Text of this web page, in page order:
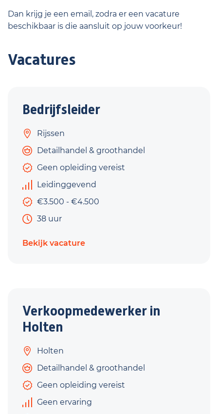
Dan krijg je een email, zodra er een vacature
beschikbaar is die aansluit op jouw voorkeur!
Vacatures
Bedrijfsleider
Rijssen
Detailhandel & groothandel
Geen opleiding vereist
Leidinggevend
€3.500 - €4.500
38 uur
Bekijk vacature
Verkoopmedewerker in
Holten
Holten
Detailhandel & groothandel
Geen opleiding vereist
Geen ervaring